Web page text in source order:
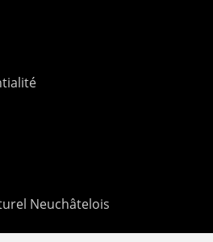
Neuchâtelois